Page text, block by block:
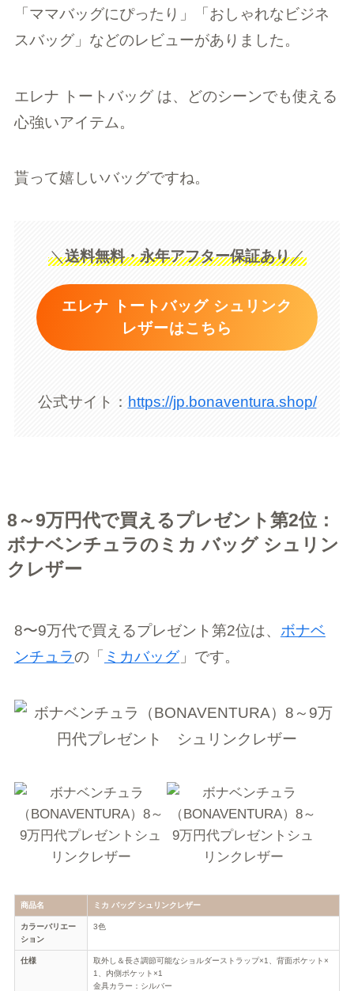
「ママバッグにぴったり」「おしゃれなビジネ
スバッグ」などのレビューがありました。
エレナ トートバッグ は、どのシーンでも使える
心強いアイテム。
貰って嬉しいバッグですね。
＼送料無料・永年アフター保証あり／
エレナ トートバッグ シュリンク
レザーはこちら
公式サイト： https://jp.bonaventura.shop/
8～9万円代で買えるプレゼント第2位：
ボナベンチュラのミカ バッグ シュリン
クレザー
8〜9万代で買えるプレゼント第2位は、 ボナベ
ンチュラの「 ミカバッグ」です。
商品名 ミカ バッグ シュリンクレザー
カラーバリエー
ション
3色
仕様
取外し＆長さ調節可能なショルダーストラップ×1、背面ポケット×
1、内側ポケット×1
金具カラー：シルバー